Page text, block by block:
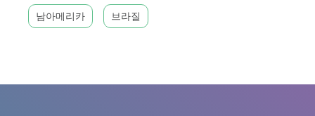
남아메리카 브라질